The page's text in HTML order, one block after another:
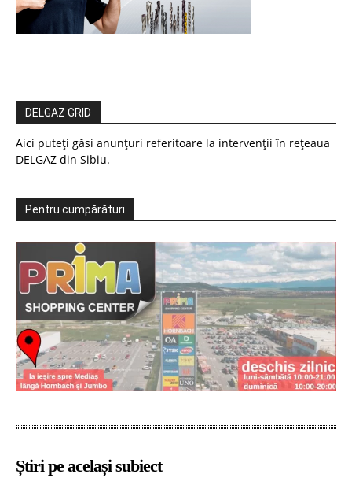
DELGAZ GRID
Aici puteți găsi anunțuri referitoare la intervenții în rețeaua
DELGAZ din Sibiu.
Pentru cumpărături
Știri pe același subiect